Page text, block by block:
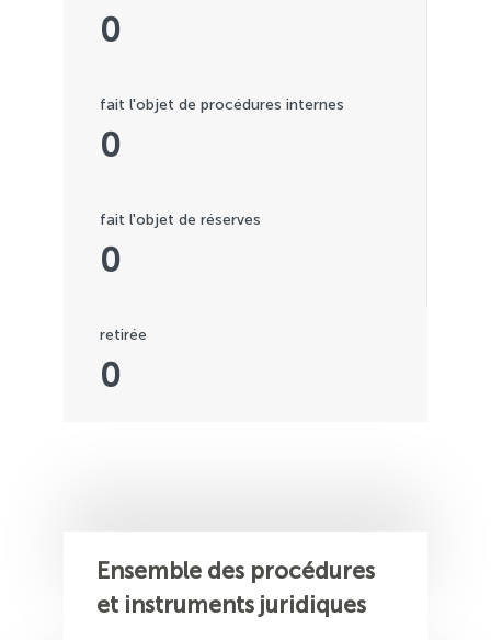
0
0
fait l'objet de procédures internes
0
fait l'objet de réserves
0
retirée
Ensemble des procédures
et instruments juridiques